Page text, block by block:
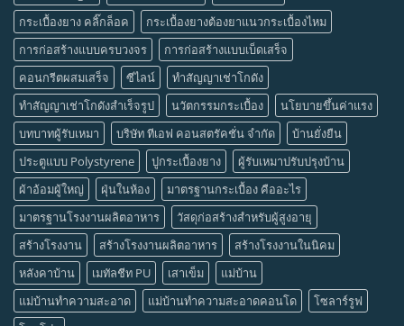
กระเบื้องยาง คลิ๊กล็อค
กระเบื้องยางต้องยาแนวกระเบื้องไหม
การก่อสร้างแบบครบวงจร
การก่อสร้างแบบเบ็ดเสร็จ
คอนกรีตผสมเสร็จ
ซีไลน์
ทำสัญญาเช่าโกดัง
ทำสัญญาเช่าโกดังสำเร็จรูป
นวัตกรรมกระเบื้อง
นโยบายขึ้นค่าแรง
บทบาทผู้รับเหมา
บริษัท ทีเอฟ คอนสตรัคชั่น จำกัด
บ้านยั่งยืน
ประตูแบบ Polystyrene
ปูกระเบื้องยาง
ผู้รับเหมาปรับปรุงบ้าน
ผ้าอ้อมผู้ใหญ่
ฝุ่นในห้อง
มาตรฐานกระเบื้อง คืออะไร
มาตรฐานโรงงานผลิตอาหาร
วัสดุก่อสร้างสำหรับผู้สูงอายุ
สร้างโรงงาน
สร้างโรงงานผลิตอาหาร
สร้างโรงงานในนิคม
หลังคาบ้าน
เมทัลชีท PU เสาเข็ม
แม่บ้าน
แม่บ้านทำความสะอาด
แม่บ้านทำความสะอาดคอนโด
โซลาร์รูฟ